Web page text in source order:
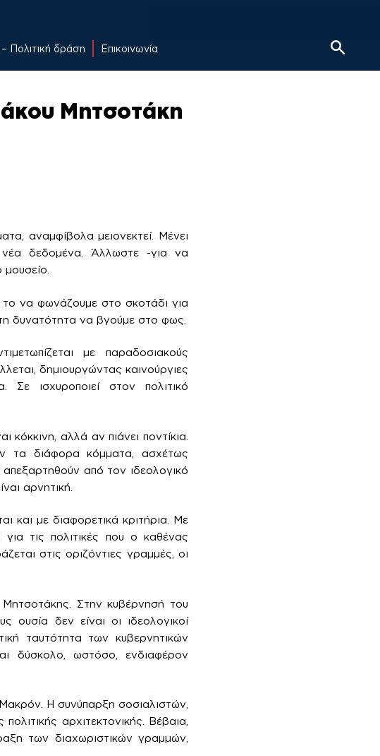
Πολιτική δράση Επικοινωνία
Μητσοτάκη
αναμφίβολα μειονεκτεί. Μένει
δεδομένα. Άλλωστε -για να
το να φωνάζουμε στο σκοτάδι για
δυνατότητα να βγούμε στο φως.
με παραδοσιακούς
δημιουργώντας καινούργιες
ισχυροποιεί στον πολιτικό
αλλά αν πιάνει ποντίκια.
τα διάφορα κόμματα, ασχέτως
από τον ιδεολογικό
αρνητική.
και με διαφορετικά κριτήρια. Με
τις πολιτικές που ο καθένας
στις οριζόντιες γραμμές, οι
Μητσοτάκης. Στην κυβέρνησή του
ουσία δεν είναι οι ιδεολογικοί
ταυτότητα των κυβερνητικών
δύσκολο, ωστόσο, ενδιαφέρον
Η συνύπαρξη σοσιαλιστών,
αρχιτεκτονικής. Βέβαια,
των διαχωριστικών γραμμών,